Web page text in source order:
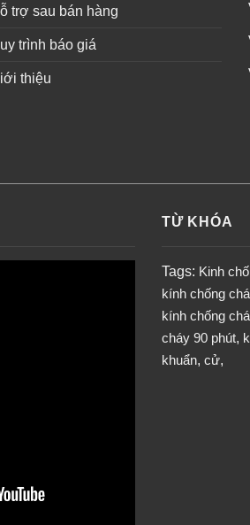
trợ sau bán hàng
trình báo giá
thiệu
TỪ KHÓA
Tags: Kinh
kính chống
kính chống
cháy 90 phút,
khuẩn, cử,